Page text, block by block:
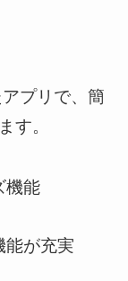
プリで、簡
す。
機能
能が充実